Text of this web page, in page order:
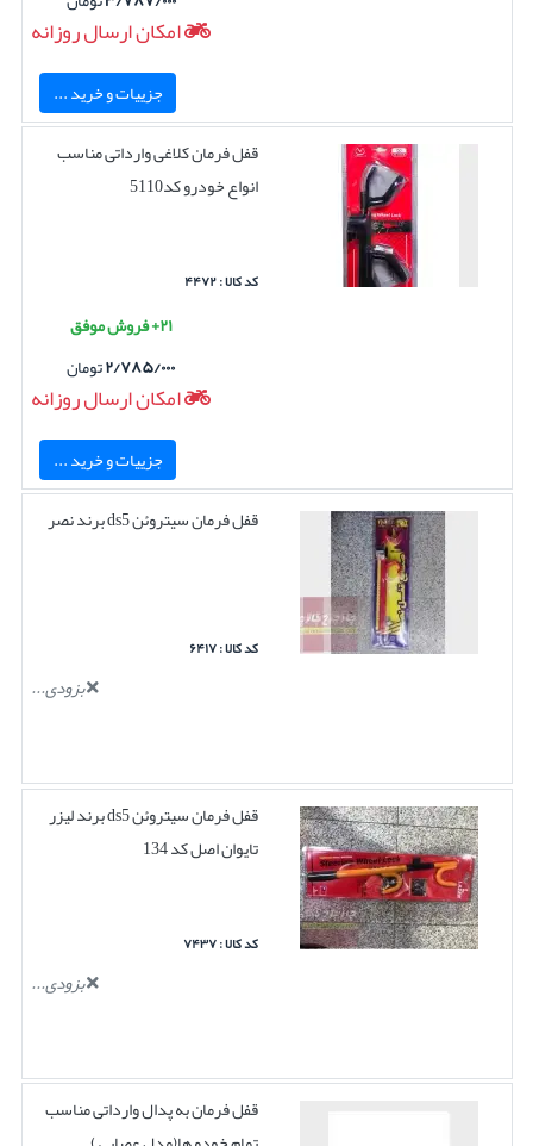
امکان ارسال روزانه
جزییات و خرید ...
قفل فرمان کلاغی وارداتی مناسب
انواع خودرو کد5110
کد کالا : ۴۴۷۲
۲۱+ فروش موفق
۲/۷۸۵/۰۰۰تومان
امکان ارسال روزانه
جزییات و خرید ...
قفل فرمان سیتروئن ds5 برند نصر
کد کالا : ۶۴۱۷
بزودی...
قفل فرمان سیتروئن ds5 برند لیزر
تایوان اصل کد 134
کد کالا : ۷۴۳۷
بزودی...
قفل فرمان به پدال وارداتی مناسب